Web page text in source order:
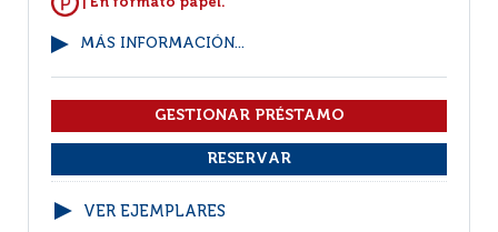
MÁS INFORMACIÓN...
VER EJEMPLARES